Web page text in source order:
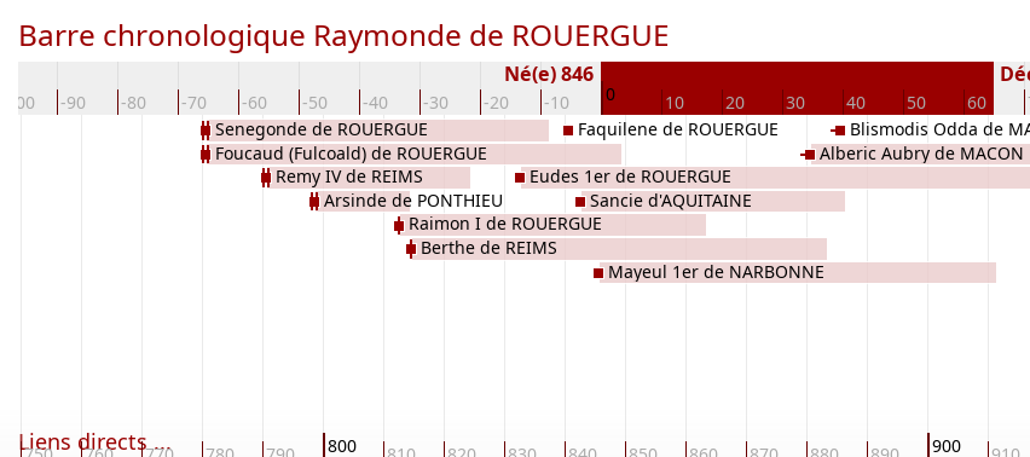
Barre chronologique Raymonde de ROUERGUE
-100 -90 -80 -70 -60 -50 -40 -30 -20 -10 0 10 20 30 40 50 60
Né(e) 846
800 900
Senegonde de ROUERGUE
Foucaud (Fulcoald) de ROUERGUE
Remy IV de REIMS
Arsinde de PONTHIEU
Raimon I de ROUERGUE
Berthe de REIMS
Eudes 1er de ROUERGUE
Faquilene de ROUERGUE
Sancie d'AQUITAINE
Mayeul 1er de NARBONNE
Alberic Aubry de MACON
Blismodis Odda de
Liens directs ...